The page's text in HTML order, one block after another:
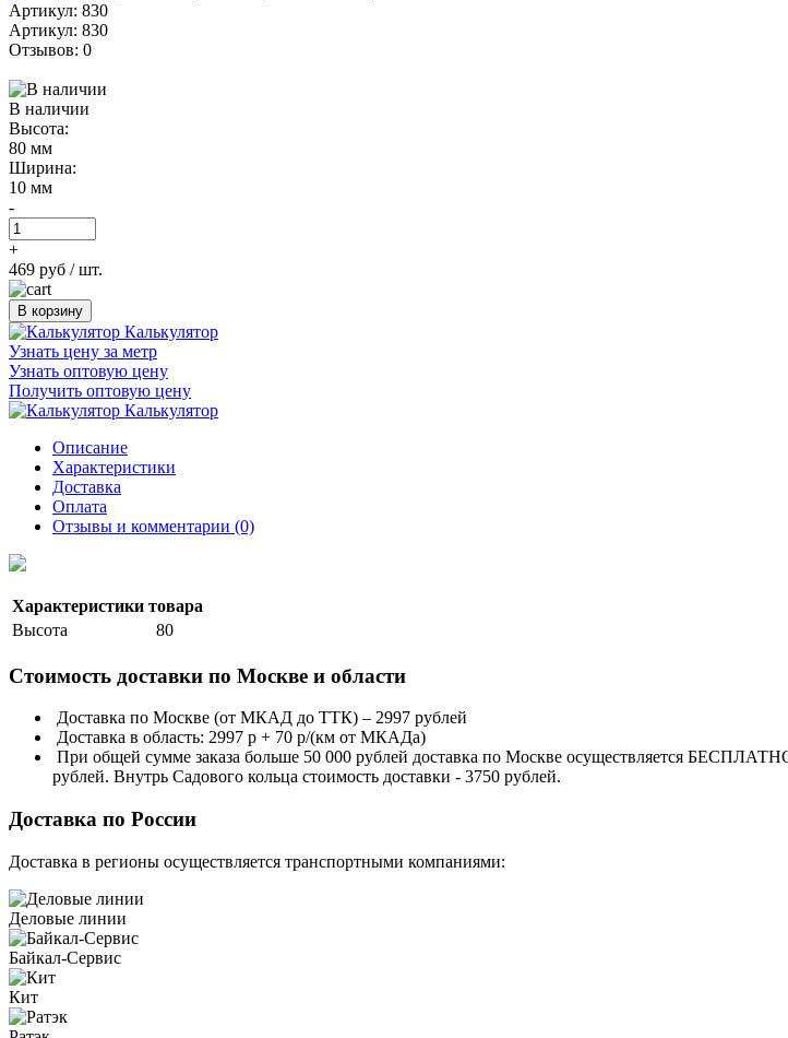
Артикул: 830
Артикул: 830
Отзывов: 0
В наличии
Высота:
80 мм
Ширина:
10 мм
-
+
469 руб / шт.
В корзину
Калькулятор
Узнать цену за метр
Узнать оптовую цену
Получить оптовую цену
Калькулятор
Описание
Характеристики
Доставка
Оплата
Отзывы и комментарии (0)
Характеристики товара
Высота
80
Стоимость доставки по Москве и области
Доставка по Москве (от МКАД до ТТК) – 2997 рублей
Доставка в область: 2997 р + 70 р/(км от МКАДа)
При общей сумме заказа больше 50 000 рублей доставка по Москве осуществляется
рублей. Внутрь Садового кольца стоимость доставки - 3750 рублей.
Доставка по России
Доставка в регионы осуществляется транспортными компаниями:
Деловые линии
Байкал-Сервис
Кит